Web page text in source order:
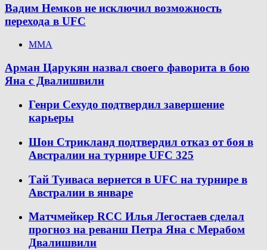
Вадим Немков не исключил возможность
перехода в UFC
ММА
Арман Царукян назвал своего фаворита в бою
Яна с Двалишвили
Генри Сехудо подтвердил завершение
карьеры
Шон Стрикланд подтвердил отказ от боя в
Австралии на турнире UFC 325
Тай Туиваса вернется в UFC на турнире в
Австралии в январе
Матчмейкер RCC Илья Легостаев сделал
прогноз на реванш Петра Яна с Мерабом
Двалишвили